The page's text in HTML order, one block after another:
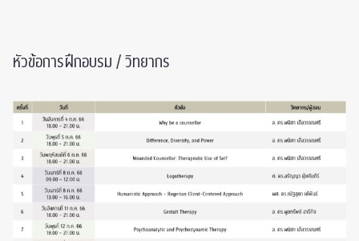
หัวข้อการฝึกอบรม / วิทยากร